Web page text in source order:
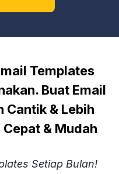
Templates
Buat Email
Cantik & Lebih
& Mudah
Setiap Bulan!